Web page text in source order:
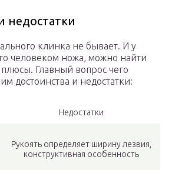
недостатки
клинка не бывает. И у
человеком ножа, можно найти
Главный вопрос чего
достоинства и недостатки:
Недостатки
Рукоять определяет ширину лезвия,
конструктивная особенность